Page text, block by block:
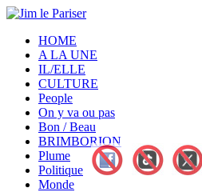
HOME
A LA UNE
IL/ELLE
CULTURE
People
On y va ou pas
Bon / Beau
BRIMBORION
Plume
Politique
Monde